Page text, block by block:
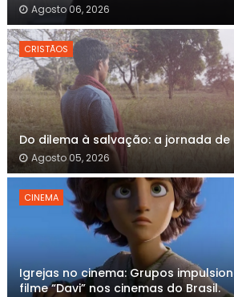
Agosto 06, 2026
CRISTÃOS
Do dilema à salvação: a jornada de
Agosto 05, 2026
CINEMA
Igrejas no cinema: Grupos
filme “Davi” nos cinemas do Brasil.